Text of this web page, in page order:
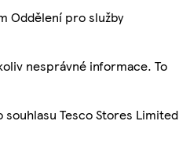
Oddělení pro služby
nesprávné informace. To
Tesco Stores Limited